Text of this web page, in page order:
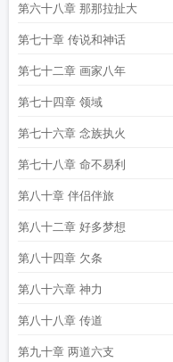
第六十八章 那那拉扯大
第七十章 传说和神话
第七十二章 画家八年
第七十四章 领域
第七十六章 念族执火
第七十八章 命不易利
第八十章 伴侣伴旅
第八十二章 好多梦想
第八十四章 欠条
第八十六章 神力
第八十八章 传道
第九十章 两道六支